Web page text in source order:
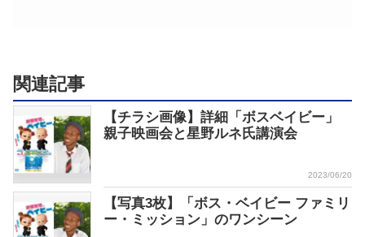
関連記事
【チラシ画像】詳細「ボスベイビー」
親子映画会と星野ルネ氏講演会
2023/06/20
【写真3枚】「ボス・ベイビー ファミリ
ー・ミッション」のワンシーン